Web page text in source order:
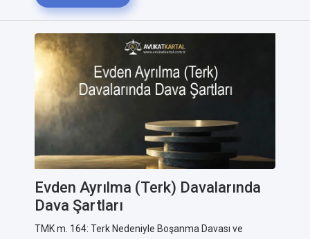
Evden Ayrılma (Terk) Davalarında
Dava Şartları
TMK m. 164: Terk Nedeniyle Boşanma Davası ve